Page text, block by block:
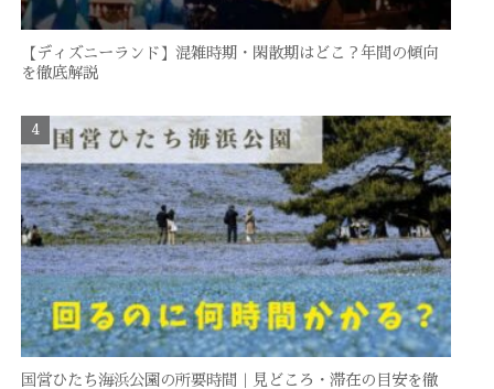
【ディズニーランド】混雑時期・閑散期はどこ？年間の傾向
を徹底解説
国営ひたち海浜公園の所要時間｜見どころ・滞在の目安を徹